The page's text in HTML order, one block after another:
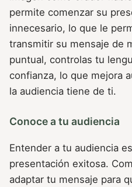
permite comenzar su
innecesario, lo que le
transmitir su mensaje de
puntual, controlas tu
confianza, lo que mejora
la audiencia tiene de ti.
Conoce a tu audiencia
Entender a tu audiencia
presentación exitosa.
adaptar tu mensaje para